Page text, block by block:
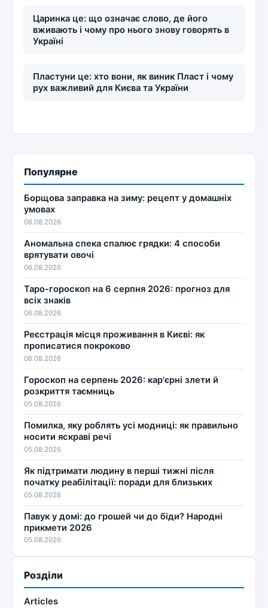
Царинка це: що означає слово, де його
вживають і чому про нього знову говорять в
Україні
Пластуни це: хто вони, як виник Пласт і чому
рух важливий для Києва та України
Популярне
Борщова заправка на зиму: рецепт у домашніх
умовах
06.08.2026
Аномальна спека спалює грядки: 4 способи
врятувати овочі
06.08.2026
Таро-гороскоп на 6 серпня 2026: прогноз для
всіх знаків
06.08.2026
Реєстрація місця проживання в Києві: як
прописатися покроково
06.08.2026
Гороскоп на серпень 2026: кар'єрні злети й
розкриття таємниць
05.08.2026
Помилка, яку роблять усі модниці: як правильно
носити яскраві речі
05.08.2026
Як підтримати людину в перші тижні після
початку реабілітації: поради для близьких
05.08.2026
Павук у домі: до грошей чи до біди? Народні
прикмети 2026
05.08.2026
Розділи
Articles